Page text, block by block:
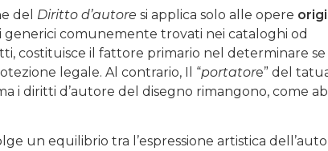
del Diritto d’autore si applica solo alle opere
generici comunemente trovati nei cataloghi od
costituisce il fattore primario nel determinare se
legale. Al contrario, Il “portatore” del
i diritti d’autore del disegno rimangono, come
un equilibrio tra l’espressione artistica